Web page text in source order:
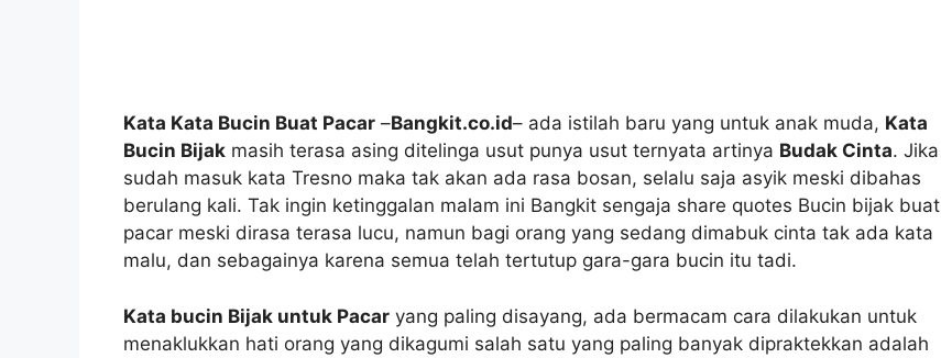
Kata Kata Bucin Buat Pacar –Bangkit.co.id– ada istilah baru yang untuk anak muda, Kata
Bucin Bijak masih terasa asing ditelinga usut punya usut ternyata artinya Budak Cinta. Jika
sudah masuk kata Tresno maka tak akan ada rasa bosan, selalu saja asyik meski dibahas
berulang kali. Tak ingin ketinggalan malam ini Bangkit sengaja share quotes Bucin bijak buat
pacar meski dirasa terasa lucu, namun bagi orang yang sedang dimabuk cinta tak ada kata
malu, dan sebagainya karena semua telah tertutup gara-gara bucin itu tadi.
Kata bucin Bijak untuk Pacar yang paling disayang, ada bermacam cara dilakukan untuk
menaklukkan hati orang yang dikagumi salah satu yang paling banyak dipraktekkan adalah